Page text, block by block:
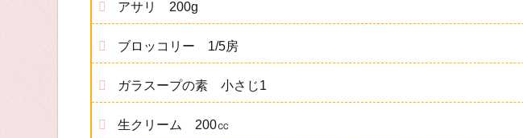
アサリ 200g
ブロッコリー 1/5房
ガラスープの素 小さじ1
生クリーム 200㏄